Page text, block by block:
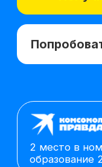
образования в
2 место в номинации
образование 2025 г.
*Все иностранные
вы можете найти с
на отдельной